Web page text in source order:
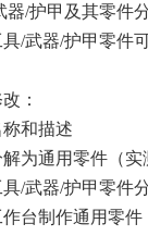
器/护甲及其零件
具/武器/护甲零件
：
和描述
为通用零件（实
具/武器/护甲零件
台制作通用零件